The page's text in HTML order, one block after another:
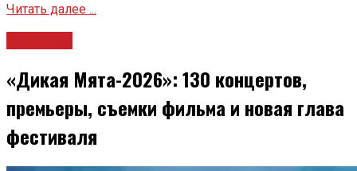
Читать далее ...
«Дикая Мята-2026»: 130 концертов,
премьеры, съемки фильма и новая глава
фестиваля